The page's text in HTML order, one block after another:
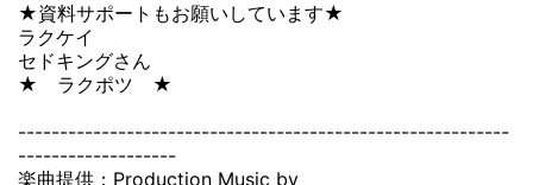
★資料サポートもお願いしています★
ラクケイ
セドキングさん
★ ラクポツ ★
-----------------------------------------------------------
-------------------
楽曲提供：Production Music by